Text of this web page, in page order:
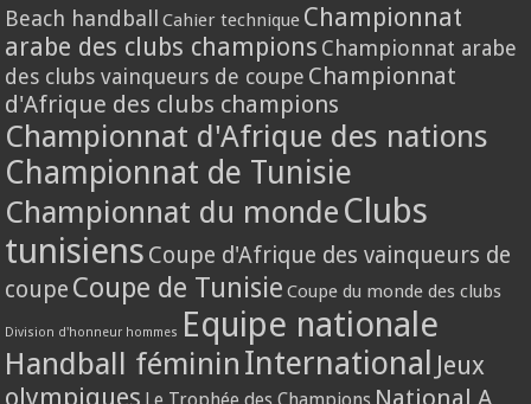
Beach handball Cahier technique Championnat
arabe des clubs champions Championnat arabe
des clubs vainqueurs de coupe Championnat
d'Afrique des clubs champions
Championnat d'Afrique des nations
Championnat de Tunisie
Championnat du monde Clubs
tunisiens Coupe d'Afrique des vainqueurs de
coupe Coupe de Tunisie Coupe du monde des clubs
Division d'honneur hommes Equipe nationale
Handball féminin International Jeux
olympiques
National A